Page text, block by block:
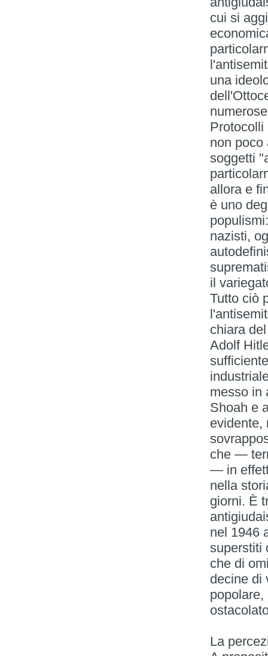
cui si
una
Protocolli
non poco
soggetti
allora e
è uno
nazisti,
il
Tutto ciò
chiara
Adolf
messo in
Shoah e
evidente,
che —
— in
nella
giorni. È
nel 1946
superstiti
che di
decine di
La